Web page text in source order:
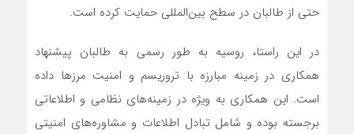
حتی از طالبان در سطح بین‌المللی حمایت کرده است.
در این راستا، روسیه به طور رسمی به طالبان پیشنهاد
همکاری در زمینه مبارزه با تروریسم و امنیت مرزها داده
است. این همکاری به ویژه در زمینه‌های نظامی و اطلاعاتی
برجسته بوده و شامل تبادل اطلاعات و مشاوره‌های امنیتی